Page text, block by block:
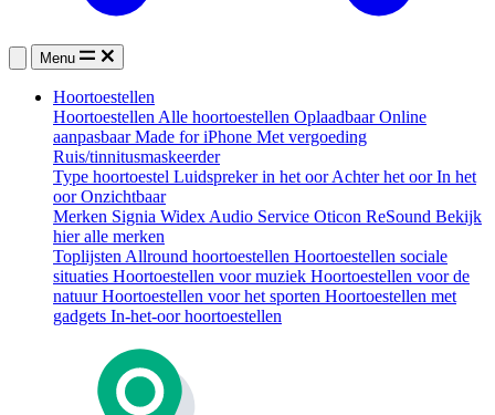
Menu
Hoortoestellen
Hoortoestellen Alle hoortoestellen OplaadbaarOnline
aanpasbaarMade for iPhone Met vergoeding
Ruis/tinnitusmaskeerder
Type hoortoestel Luidspreker in het oorAchter het oorIn het
oorOnzichtbaar
Merken Signia Widex Audio Service Oticon ReSound Bekijk
hier alle merken
Toplijsten Allround hoortoestellen Hoortoestellen sociale
situaties Hoortoestellen voor muziek Hoortoestellen voor de
natuurHoortoestellen voor het sporten Hoortoestellen met
gadgets In-het-oor hoortoestellen